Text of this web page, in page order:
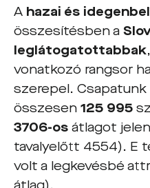
A hazai és
összesítésben a
leglátogatottabbak
vonatkozó rangsor
szerepel. Csapatunk
összesen 125 995
3706-os átlagot
tavalyelőtt 4554). E
volt a legkevésbé